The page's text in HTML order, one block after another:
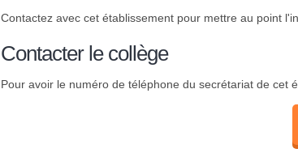
Contactez avec cet établissement pour mettre au point
Contacter le collège
Pour avoir le numéro de téléphone du secrétariat de cet